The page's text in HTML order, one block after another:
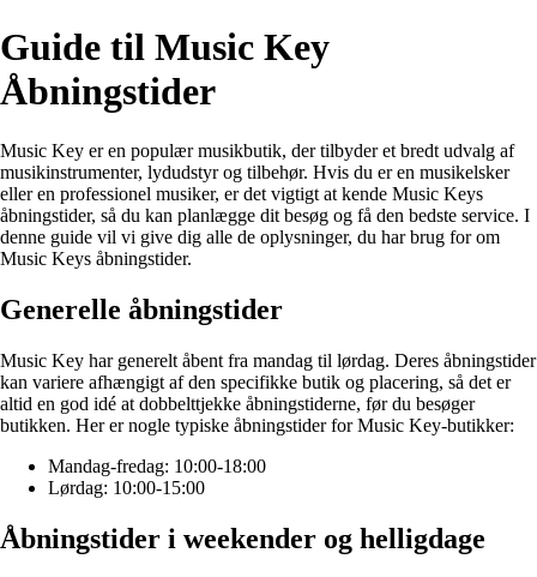
Guide til Music Key
Åbningstider
Music Key er en populær musikbutik, der tilbyder et bredt udvalg af
musikinstrumenter, lydudstyr og tilbehør. Hvis du er en musikelsker
eller en professionel musiker, er det vigtigt at kende Music Keys
åbningstider, så du kan planlægge dit besøg og få den bedste service. I
denne guide vil vi give dig alle de oplysninger, du har brug for om
Music Keys åbningstider.
Generelle åbningstider
Music Key har generelt åbent fra mandag til lørdag. Deres åbningstider
kan variere afhængigt af den specifikke butik og placering, så det er
altid en god idé at dobbelttjekke åbningstiderne, før du besøger
butikken. Her er nogle typiske åbningstider for Music Key-butikker:
Mandag-fredag: 10:00-18:00
Lørdag: 10:00-15:00
Åbningstider i weekender og helligdage